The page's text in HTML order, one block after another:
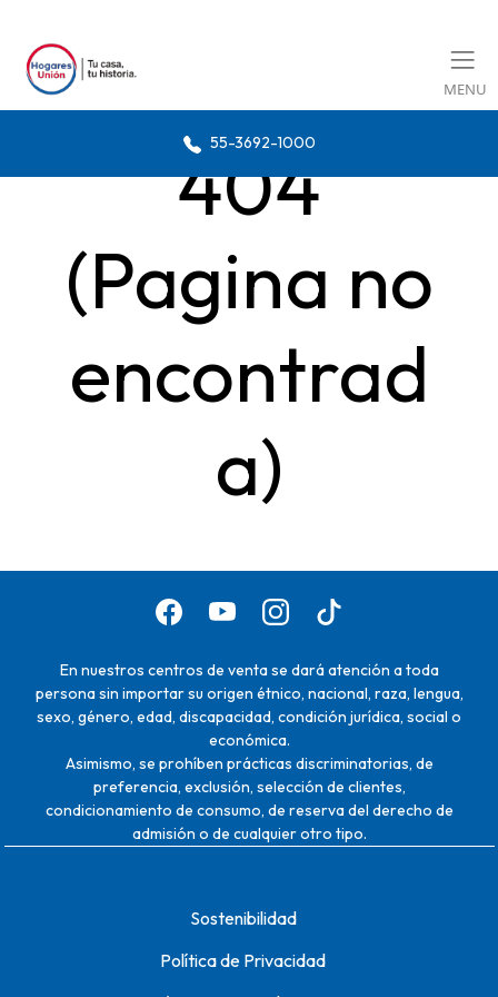
MENU
55-3692-1000
404
(Pagina no
encontrad
a)
En nuestros centros de venta se dará atención a toda
persona sin importar su origen étnico, nacional, raza, lengua,
sexo, género, edad, discapacidad, condición jurídica, social o
económica.
Asimismo, se prohíben prácticas discriminatorias, de
preferencia, exclusión, selección de clientes,
condicionamiento de consumo, de reserva del derecho de
admisión o de cualquier otro tipo.
Sostenibilidad
Política de Privacidad